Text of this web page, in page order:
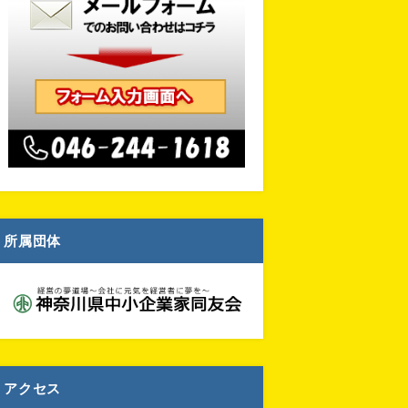
所属団体
アクセス